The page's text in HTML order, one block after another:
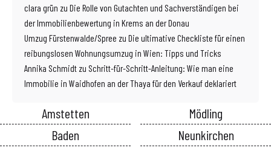
clara grün zu Die Rolle von Gutachten und Sachverständigen bei
der Immobilienbewertung in Krems an der Donau
Umzug Fürstenwalde/Spree zu Die ultimative Checkliste für einen
reibungslosen Wohnungsumzug in Wien: Tipps und Tricks
Annika Schmidt zu Schritt-für-Schritt-Anleitung: Wie man eine
Immobilie in Waidhofen an der Thaya für den Verkauf deklariert
Amstetten
Baden
Mödling
Neunkirchen